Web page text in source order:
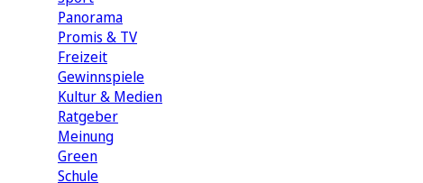
Panorama
Promis & TV
Freizeit
Gewinnspiele
Kultur & Medien
Ratgeber
Meinung
Green
Schule